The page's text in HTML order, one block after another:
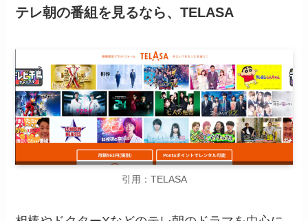
テレ朝の番組を見るなら、TELASA
引用：TELASA